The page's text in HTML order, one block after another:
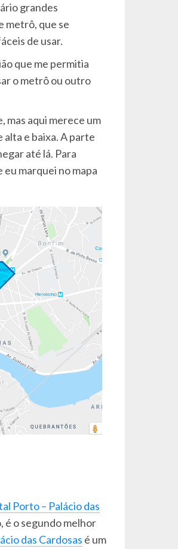
grandes
metrô, que se
de usar.
que me permitia
o metrô ou outro
mas aqui merece um
e baixa. A parte
até lá. Para
marquei no mapa
Porto – Palácio das
é o segundo melhor
das Cardosas é um